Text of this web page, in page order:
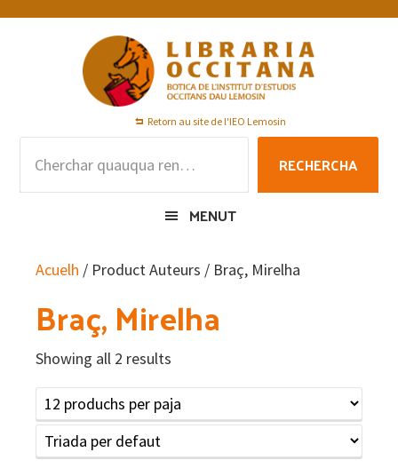
Skip
Skip
Skip
Retorn au site de l'IEO Lemosin
RECHERCHA
MENUT
Acuelh / Product Auteurs / Braç, Mirelha
Braç, Mirelha
Showing all 2 results